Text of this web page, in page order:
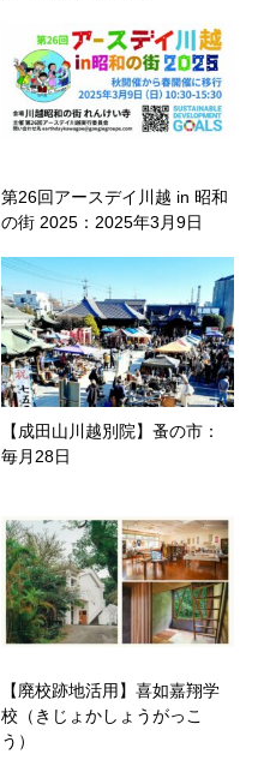
第26回アースデイ川越 in 昭和
の街 2025：2025年3月9日
【成田山川越別院】蚤の市：
毎月28日
【廃校跡地活用】喜如嘉翔学
校（きじょかしょうがっこ
う）